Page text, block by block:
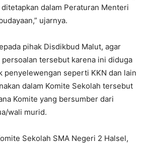
dalam Peraturan Menteri
ujarnya.
pihak Disdikbud Malut, agar
tersebut karena ini diduga
penyelewengan seperti KKN dan lain
dalam Komite Sekolah tersebut
Komite yang bersumber dari
wali murid.
Sekolah SMA Negeri 2 Halsel,